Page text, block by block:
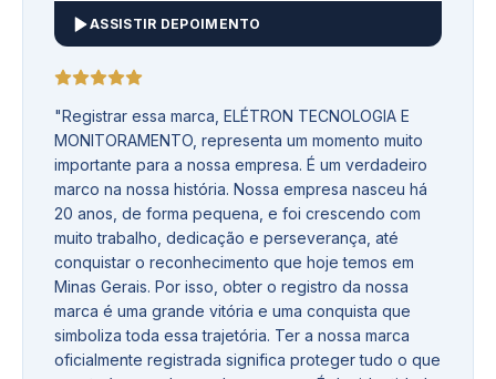
ASSISTIR DEPOIMENTO
"Registrar essa marca, ELÉTRON TECNOLOGIA E
MONITORAMENTO, representa um momento muito
importante para a nossa empresa. É um verdadeiro
marco na nossa história. Nossa empresa nasceu há
20 anos, de forma pequena, e foi crescendo com
muito trabalho, dedicação e perseverança, até
conquistar o reconhecimento que hoje temos em
Minas Gerais. Por isso, obter o registro da nossa
marca é uma grande vitória e uma conquista que
simboliza toda essa trajetória. Ter a nossa marca
oficialmente registrada significa proteger tudo o que